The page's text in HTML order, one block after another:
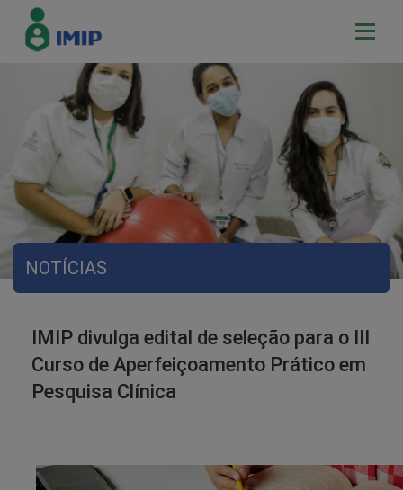
NOTÍCIAS
IMIP divulga edital de seleção para o III
Curso de Aperfeiçoamento Prático em
Pesquisa Clínica